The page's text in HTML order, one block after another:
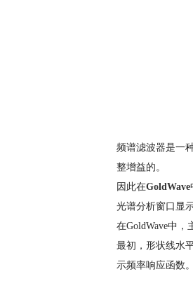
频谱滤波器是一
整增益的。
因此在GoldWave
光谱分析窗口显
在GoldWave中
最初，形状线水
示频率响应函数。